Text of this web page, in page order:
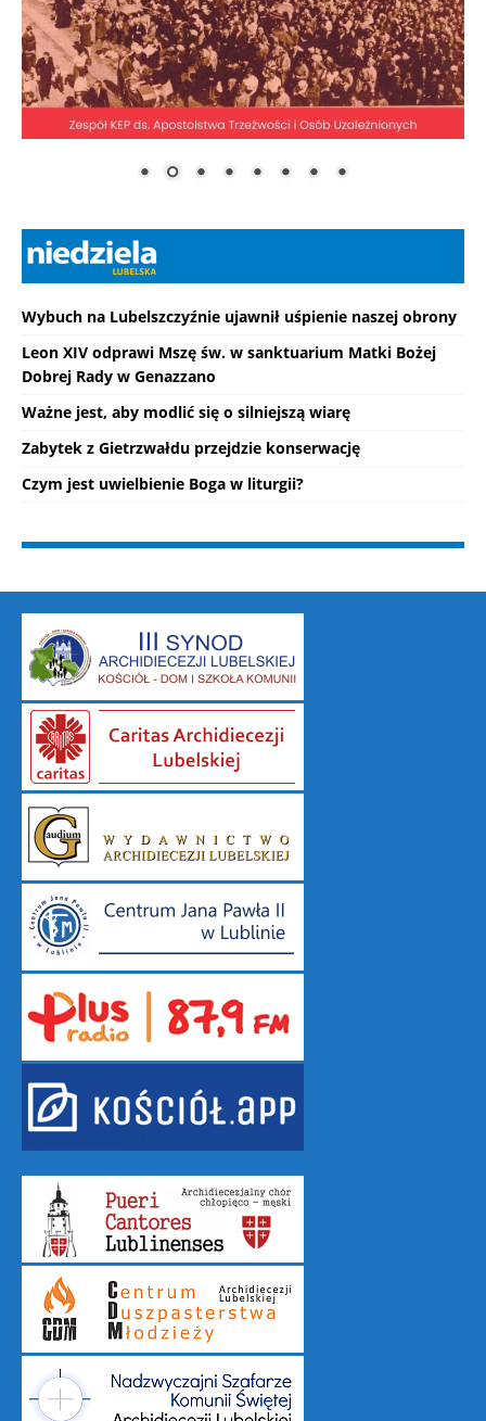
Wybuch na Lubelszczyźnie ujawnił uśpienie naszej obrony
Leon XIV odprawi Mszę św. w sanktuarium Matki Bożej
Dobrej Rady w Genazzano
Ważne jest, aby modlić się o silniejszą wiarę
Zabytek z Gietrzwałdu przejdzie konserwację
Czym jest uwielbienie Boga w liturgii?